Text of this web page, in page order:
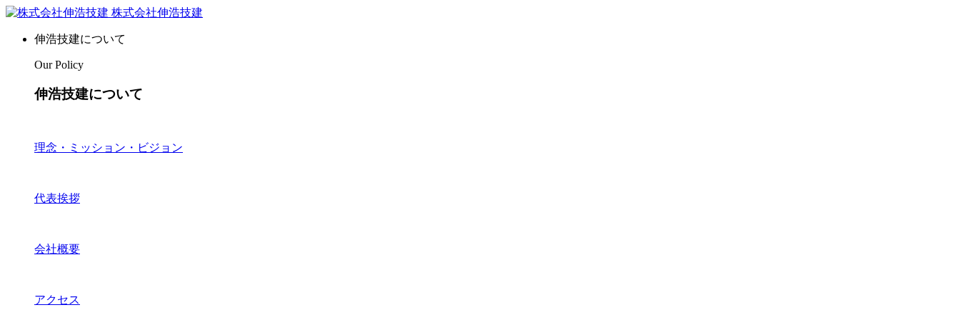
株式会社伸浩技建
伸浩技建について
Our Policy
伸浩技建について
理念・ミッション・ビジョン
代表挨拶
会社概要
アクセス